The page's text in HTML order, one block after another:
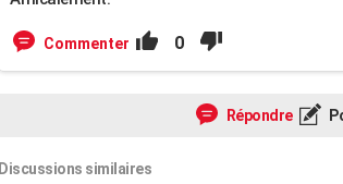
Commenter 0
Répondre
Discussions similaires